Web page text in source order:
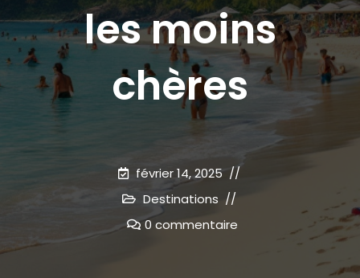
les moins
chères
février 14, 2025
Destinations
0 commentaire